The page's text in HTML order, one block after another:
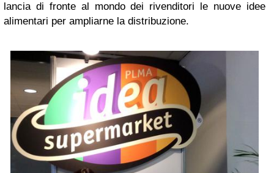
lancia di fronte al mondo dei rivenditori le nuove idee
alimentari per ampliarne la distribuzione.